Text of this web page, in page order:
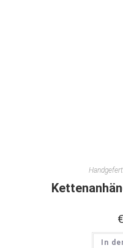
€
In